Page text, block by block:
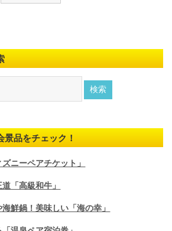
景品をチェック！
ニーペアチケット」
「高級和牛」
鮮鍋！美味しい「海の幸」